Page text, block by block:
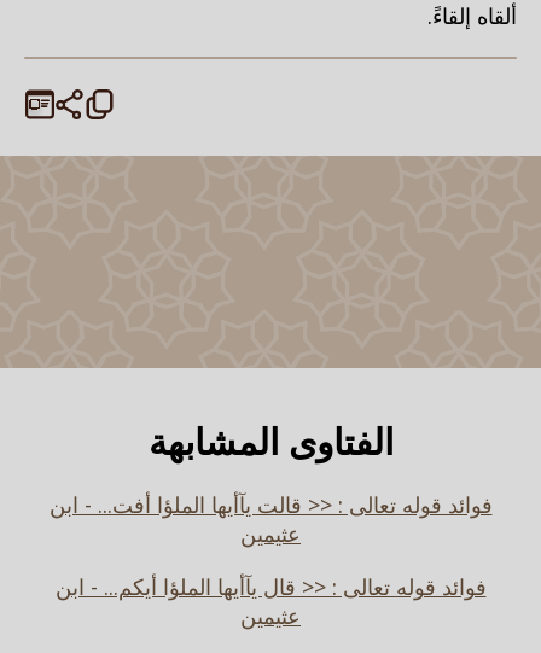
ألقاه إلقاءً.
الفتاوى المشابهة
فوائد قوله تعالى : << قالت يآأيها الملؤا أفت... - ابن
عثيمين
فوائد قوله تعالى : << قال يآأيها الملؤا أيكم... - ابن
عثيمين